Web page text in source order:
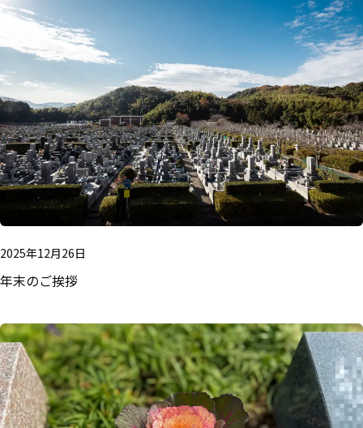
2025年12月26日
年末のご挨拶